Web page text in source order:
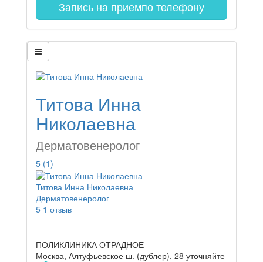
Запись на приемпо телефону
Титова Инна
Николаевна
Дерматовенеролог
5 (1)
Титова Инна Николаевна
Дерматовенеролог
5 1 отзыв
ПОЛИКЛИНИКА ОТРАДНОЕ
Москва, Алтуфьевское ш. (дублер), 28 уточняйте